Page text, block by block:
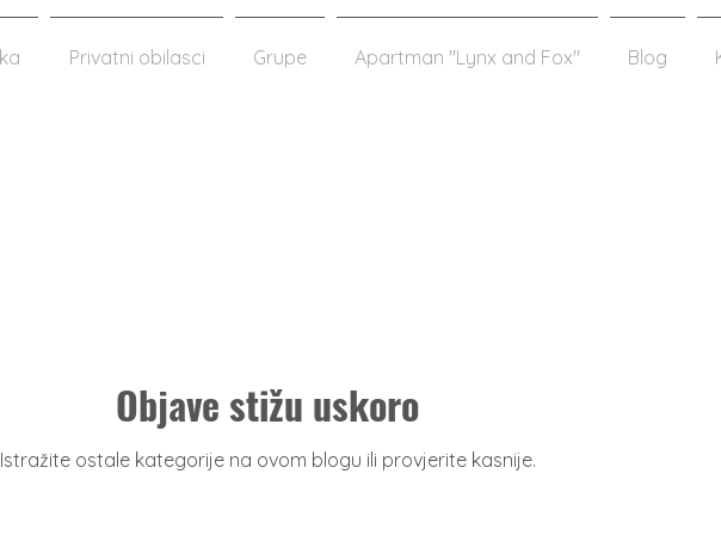
Privatni obilasci Grupe Apartman "Lynx and Fox" Blog
Objave stižu uskoro
Istražite ostale kategorije na ovom blogu ili provjerite kasnije.